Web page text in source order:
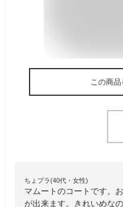
この商
ちょプラ(40代・女性)
マムートのコートです。
が出来ます。きれいめな